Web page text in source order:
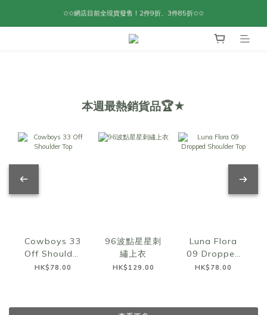
✩✩網店目前全現貨發售！2件9折、3件85折✩✩
本週最熱銷貨品🏆★
Cowboys 33
Off Shoulder
Top
HK$78.00
96波點星星刺
繡上衣
HK$129.00
Luna Flora
09 Dropped
Shoulder Top
HK$78.00